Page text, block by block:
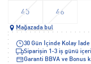
45 46
Mağazada bul
30 Gün İçinde Kolay İade
Siparişin 1-3 iş günü
Garanti BBVA ve Bonus